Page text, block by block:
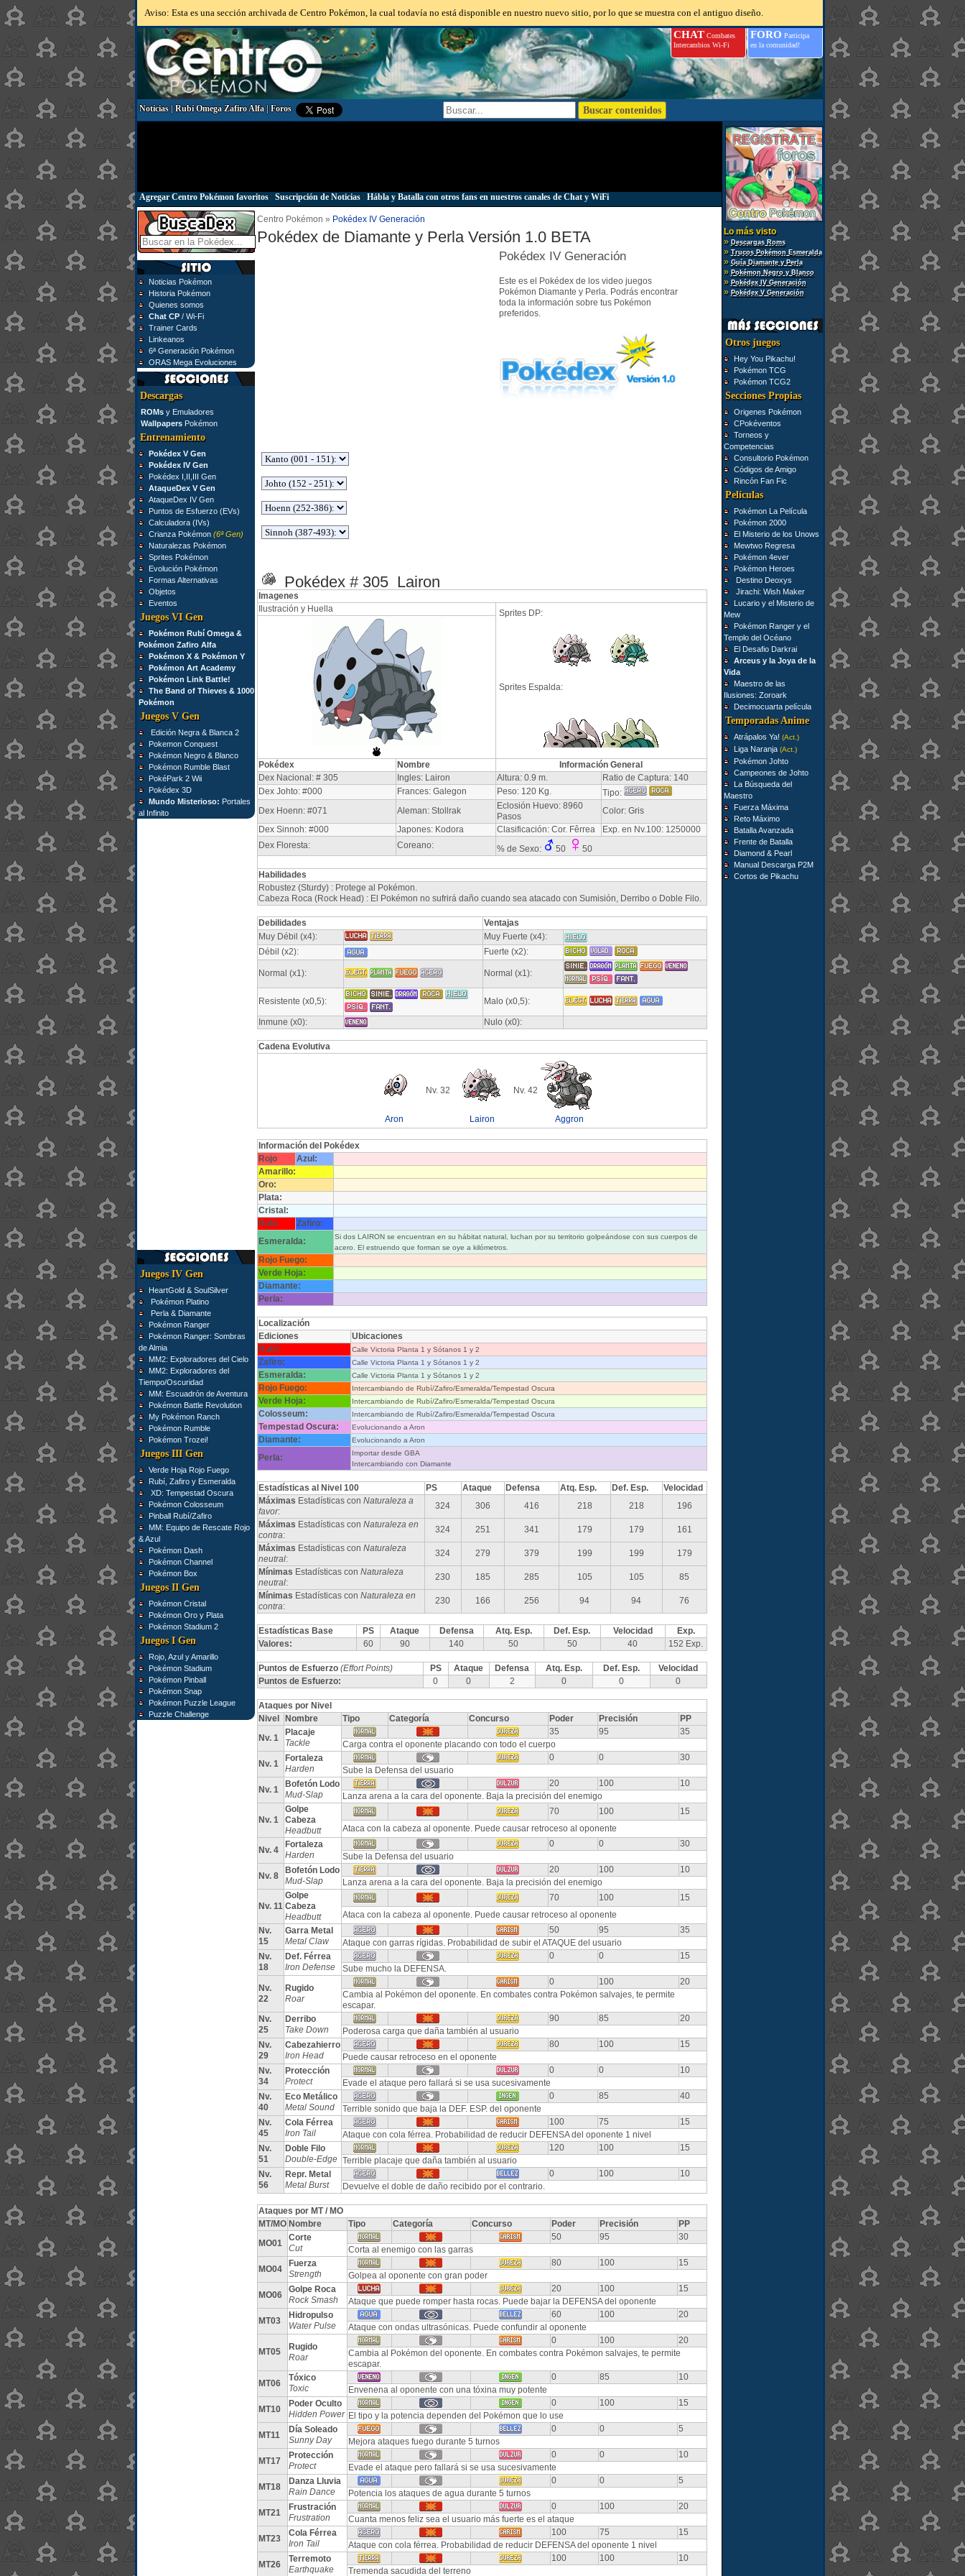
Aviso: Esta es una sección archivada de Centro Pokémon, la cual todavía no está disponible en nuestro nuevo sitio, por lo que se muestra con el antiguo diseño.
FORO Participa
en la comunidad!
CHATCombates
Intercambios Wi-Fi
Noticias|Rubí Omega Zafiro Alfa|Foros
Agregar Centro Pokémon favoritos| Suscripción de Noticias| Hábla y Batalla con otros fans en nuestros canales de Chat y WiFi
Lo más visto
» Descargas Roms
» Trucos Pokémon Esmeralda
» Guía Diamante y Perla
» Pokémon Negro y Blanco
» Pokédex IV Generación
» Pokédex V Generación
Otros juegos
Hey You Pikachu!
Pokémon TCG
Pokémon TCG2
Secciones Propias
Origenes Pokémon
CPokéventos
Torneos y
Competencias
Consultorio Pokémon
Códigos de Amigo
Rincón Fan Fic
Películas
Pokémon La Película
Pokémon 2000
El Misterio de los Unows
Mewtwo Regresa
Pokémon 4ever
Pokémon Heroes
Destino Deoxys
Jirachi: Wish Maker
Lucario y el Misterio de
Mew
Pokémon Ranger y el
Templo del Océano
El Desafio Darkrai
Arceus y la Joya de la
Vida
Maestro de las
Ilusiones: Zoroark
Decimocuarta película
Temporadas Anime
Atrápalos Ya! (Act.)
Liga Naranja (Act.)
Pokémon Johto
Campeones de Johto
La Búsqueda del
Maestro
Fuerza Máxima
Reto Máximo
Batalla Avanzada
Frente de Batalla
Diamond & Pearl
Manual Descarga P2M
Cortos de Pikachu
Noticias Pokémon
Historia Pokémon
Quienes somos
Chat CP/ Wi-Fi
Trainer Cards
Linkeanos
6ª Generación Pokémon
ORAS Mega Evoluciones
Descargas
ROMsy Emuladores
WallpapersPokémon
Entrenamiento
Pokédex V Gen
Pokédex IV Gen
Pokédex I,II,III Gen
AtaqueDex V Gen
AtaqueDex IV Gen
Puntos de Esfuerzo (EVs)
Calculadora (IVs)
Crianza Pokémon (6ª Gen)
Naturalezas Pokémon
Sprites Pokémon
Evolución Pokémon
Formas Alternativas
Objetos
Eventos
Juegos VI Gen
Pokémon Rubí Omega &
Pokémon Zafiro Alfa
Pokémon X & Pokémon Y
Pokémon Art Academy
Pokémon Link Battle!
The Band of Thieves & 1000
Pokémon
Juegos V Gen
Edición Negra & Blanca 2
Pokemon Conquest
Pokémon Negro & Blanco
Pokémon Rumble Blast
PokéPark 2 Wii
Pokédex 3D
Mundo Misterioso: Portales
al Infinito
Juegos IV Gen
HeartGold & SoulSilver
Pokémon Platino
Perla & Diamante
Pokémon Ranger
Pokémon Ranger: Sombras
de Almia
MM2: Exploradores del Cielo
MM2: Exploradores del
Tiempo/Oscuridad
MM: Escuadrón de Aventura
Pokémon Battle Revolution
My Pokémon Ranch
Pokémon Rumble
Pokémon Trozei!
Juegos III Gen
Verde Hoja Rojo Fuego
Rubí, Zafiro y Esmeralda
XD: Tempestad Oscura
Pokémon Colosseum
Pinball Rubí/Zafiro
MM: Equipo de Rescate Rojo
& Azul
Pokémon Dash
Pokémon Channel
Pokémon Box
Juegos II Gen
Pokémon Cristal
Pokémon Oro y Plata
Pokémon Stadium 2
Juegos I Gen
Rojo, Azul y Amarillo
Pokémon Stadium
Pokémon Pinball
Pokémon Snap
Pokémon Puzzle League
Puzzle Challenge
Centro Pokémon » Pokédex IV Generación
Pokédex de Diamante y Perla Versión 1.0 BETA
Pokédex IV Generación
Este es el Pokédex de los video juegos
Pokémon Diamante y Perla. Podrás encontrar
toda la información sobre tus Pokémon
preferidos.
Pokédex # 305 Lairon
Imagenes
Ilustración y Huella
Sprites DP:
Sprites Espalda:
Pokédex Nombre
Información General
Dex Nacional: # 305
Ingles: Lairon Altura: 0.9 m.
Ratio de Captura: 140
Dex Johto: #000
Frances: Galegon Peso: 120 Kg.
Tipo:
Dex Hoenn: #071
Aleman: Stollrak
Eclosión Huevo: 8960
Pasos
Color: Gris
Dex Sinnoh: #000
Japones: Kodora Clasificación: Cor. Fêrrea
Exp. en Nv.100: 1250000
Dex Floresta:
Coreano: % de Sexo: 50 50
Habilidades
Robustez (Sturdy) : Protege al Pokémon.
Cabeza Roca (Rock Head) : El Pokémon no sufrirá daño cuando sea atacado con Sumisión, Derribo o Doble Filo.
Debilidades
Ventajas
Muy Débil (x4):
Muy Fuerte (x4):
Débil (x2):
Fuerte (x2):
Normal (x1): Normal (x1):
Resistente (x0,5): Malo (x0,5):
Inmune (x0): Nulo (x0):
Cadena Evolutiva
Aron
Nv. 32
Lairon
Nv. 42
Aggron
Información del Pokédex
Rojo
Azul:
Amarillo:
Oro:
Plata:
Cristal:
Rubí
Zafiro:
Esmeralda:
Si dos LAIRON se encuentran en su hábitat natural, luchan por su territorio golpeándose con sus cuerpos de
acero. El estruendo que forman se oye a kilómetros.
Rojo Fuego:
Verde Hoja:
Diamante:
Perla:
Localización
Ediciones
Ubicaciones
Rubí:
Calle Victoria Planta 1 y Sótanos 1 y 2
Zafiro: Calle Victoria Planta 1 y Sótanos 1 y 2
Esmeralda: Calle Victoria Planta 1 y Sótanos 1 y 2
Rojo Fuego: Intercambiando de Rubí/Zafiro/Esmeralda/Tempestad Oscura
Verde Hoja: Intercambiando de Rubí/Zafiro/Esmeralda/Tempestad Oscura
Colosseum: Intercambiando de Rubí/Zafiro/Esmeralda/Tempestad Oscura
Tempestad Oscura: Evolucionando a Aron
Diamante: Evolucionando a Aron
Perla:
Importar desde GBA
Intercambiando con Diamante
Estadísticas al Nivel 100 PS Ataque Defensa Atq. Esp. Def. Esp.
Velocidad
Máximas Estadísticas con Naturaleza a
favor:
324 306 416 218 218
196
Máximas Estadísticas con Naturaleza en
contra:
324 251 341 179 179
161
Máximas Estadísticas con Naturaleza
neutral:
324 279 379 199 199
179
Mínimas Estadísticas con Naturaleza
neutral:
230 185 285 105 105
85
Mínimas Estadísticas con Naturaleza en
contra:
230 166 256 94 94 76
Estadísticas Base PS Ataque Defensa Atq. Esp. Def. Esp. Velocidad
Exp.
Valores:
60 90 140 50 50 40 152 Exp.
Puntos de Esfuerzo (Effort Points) PS Ataque Defensa Atq. Esp. Def. Esp.
Velocidad
Puntos de Esfuerzo:
0 0 2 0 0 0
Ataques por Nivel
Nivel
Nombre Tipo Categoría Concurso Poder Precisión
PP
Nv. 1
Placaje
Tackle
35 95
35
Carga contra el oponente placando con todo el cuerpo
Nv. 1
Fortaleza
Harden
0 0
30
Sube la Defensa del usuario
Nv. 1
Bofetón Lodo
Mud-Slap
20 100
10
Lanza arena a la cara del oponente. Baja la precisión del enemigo
Nv. 1
Golpe
Cabeza
Headbutt
70 100
15
Ataca con la cabeza al oponente. Puede causar retroceso al oponente
Nv. 4
Fortaleza
Harden
0 0
30
Sube la Defensa del usuario
Nv. 8
Bofetón Lodo
Mud-Slap
20 100
10
Lanza arena a la cara del oponente. Baja la precisión del enemigo
Nv. 11
Golpe
Cabeza
Headbutt
70 100
15
Ataca con la cabeza al oponente. Puede causar retroceso al oponente
Nv.
15
Garra Metal
Metal Claw
50 95
35
Ataque con garras rígidas. Probabilidad de subir el ATAQUE del usuario
Nv.
18
Def. Férrea
Iron Defense
0 0
15
Sube mucho la DEFENSA.
Nv.
22
Rugido
Roar
0 100
20
Cambia al Pokémon del oponente. En combates contra Pokémon salvajes, te permite
escapar.
Nv.
25
Derribo
Take Down
90 85
20
Poderosa carga que daña también al usuario
Nv.
29
Cabezahierro
Iron Head
80 100
15
Puede causar retroceso en el oponente
Nv.
34
Protección
Protect
0 0
10
Evade el ataque pero fallará si se usa sucesivamente
Nv.
40
Eco Metálico
Metal Sound
0 85
40
Terrible sonido que baja la DEF. ESP. del oponente
Nv.
45
Cola Férrea
Iron Tail
100 75
15
Ataque con cola férrea. Probabilidad de reducir DEFENSA del oponente 1 nivel
Nv.
51
Doble Filo
Double-Edge
120 100
15
Terrible placaje que daña también al usuario
Nv.
56
Repr. Metal
Metal Burst
0 100
10
Devuelve el doble de daño recibido por el contrario.
Ataques por MT / MO
MT/MO Nombre Tipo Categoría Concurso Poder Precisión
PP
MO01
Corte
Cut
50 95
30
Corta al enemigo con las garras
MO04
Fuerza
Strength
80 100
15
Golpea al oponente con gran poder
MO06
Golpe Roca
Rock Smash
20 100
15
Ataque que puede romper hasta rocas. Puede bajar la DEFENSA del oponente
MT03
Hidropulso
Water Pulse
60 100
20
Ataque con ondas ultrasónicas. Puede confundir al oponente
MT05
Rugido
Roar
0 100
20
Cambia al Pokémon del oponente. En combates contra Pokémon salvajes, te permite
escapar.
MT06
Tóxico
Toxic
0 85
10
Envenena al oponente con una tóxina muy potente
MT10
Poder Oculto
Hidden Power
0 100
15
El tipo y la potencia dependen del Pokémon que lo use
MT11
Día Soleado
Sunny Day
0 0
5
Mejora ataques fuego durante 5 turnos
MT17
Protección
Protect
0 0
10
Evade el ataque pero fallará si se usa sucesivamente
MT18
Danza Lluvia
Rain Dance
0 0
5
Potencia los ataques de agua durante 5 turnos
MT21
Frustración
Frustration
0 100
20
Cuanta menos feliz sea el usuario más fuerte es el ataque
MT23
Cola Férrea
Iron Tail
100 75
15
Ataque con cola férrea. Probabilidad de reducir DEFENSA del oponente 1 nivel
MT26
Terremoto
Earthquake
100 100
10
Tremenda sacudida del terreno